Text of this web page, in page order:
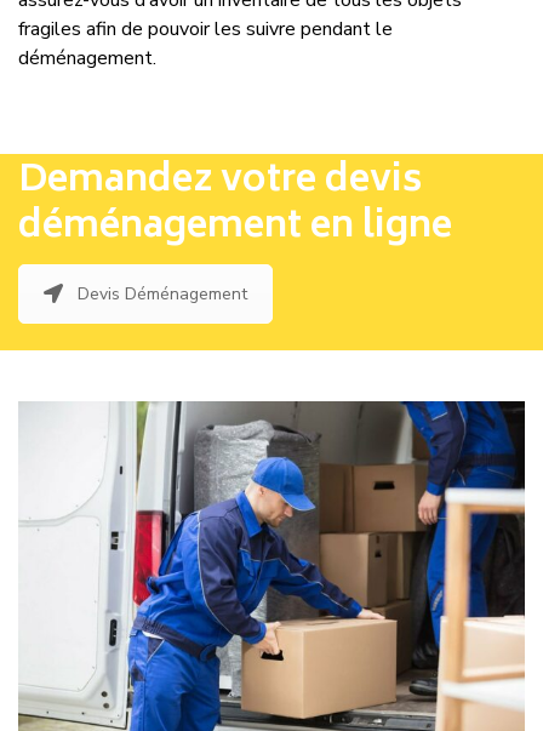
fragiles afin de pouvoir les suivre pendant le
déménagement.
Demandez votre devis
déménagement en ligne
Devis Déménagement